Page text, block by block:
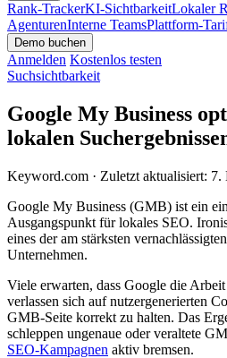
Rank-TrackerKI-SichtbarkeitLokaler
AgenturenInterne TeamsPlattform-
Demo buchen
Anmelden Kostenlos testen
Suchsichtbarkeit
Google My Business
lokalen
Keyword.com · Zuletzt aktualisiert: 7.
Google My Business (GMB) ist ein
Ausgangspunkt für lokales SEO.
eines der am stärksten
Unternehmen.
Viele erwarten, dass Google die
verlassen sich auf nutzergenerierten
GMB-Seite korrekt zu halten. Das
schleppen ungenaue oder veraltete
SEO-Kampagnen aktiv bremsen.